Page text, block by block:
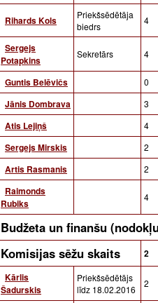
Rihards Kols
Priekšsēdētāja
biedrs
4
Sergejs
Potapkins
Sekretārs 4
Guntis Belēvičs 0
Jānis Dombrava 3
Atis Lejiņš 4
Sergejs Mirskis 2
Artis Rasmanis 2
Raimonds
Rubiks
4
Budžeta un finanšu
Komisijas sēžu skaits
2
Kārlis
Šadurskis
Priekšsēdētājs
līdz 18.02.2016
2